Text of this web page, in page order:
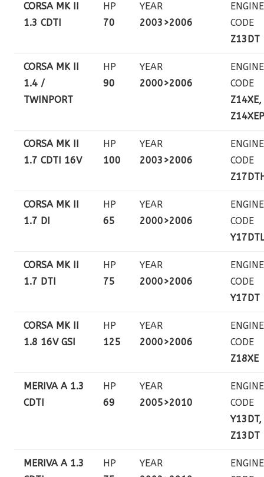
CORSA MK II
1.3 CDTI
HP
70
YEAR
2003>2006
ENGINE
CODE
Z13DT
CORSA MK II
1.4 /
TWINPORT
HP
90
YEAR
2000>2006
ENGINE
CODE
Z14XE,
Z14XEP
CORSA MK II
1.7 CDTI 16V
HP
100
YEAR
2003>2006
ENGINE
CODE
CORSA MK II
1.7 DI
HP
65
YEAR
2000>2006
ENGINE
CODE
Y17DTL
CORSA MK II
1.7 DTI
HP
75
YEAR
2000>2006
ENGINE
CODE
Y17DT
CORSA MK II
1.8 16V GSI
HP
125
YEAR
2000>2006
ENGINE
CODE
Z18XE
MERIVA A 1.3
CDTI
HP
69
YEAR
2005>2010
ENGINE
CODE
Y13DT,
Z13DT
MERIVA A 1.3
HP
YEAR
ENGINE